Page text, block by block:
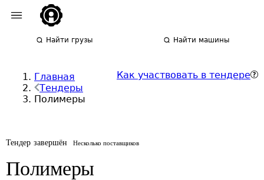
Найти грузы Найти машины
Главная
Тендеры
Полимеры
Как участвовать в тендере
Тендер завершён Несколько поставщиков
Полимеры